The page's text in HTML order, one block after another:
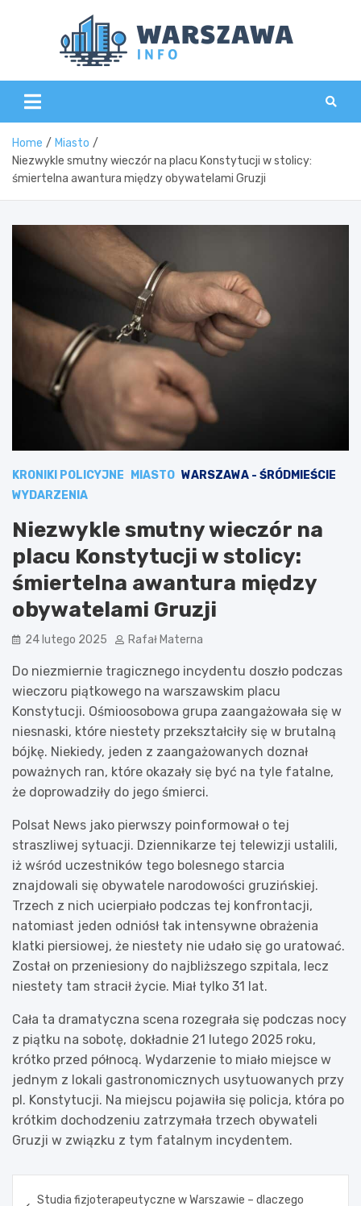
Home
Miasto
Niezwykle smutny wieczór na placu Konstytucji w stolicy:
śmiertelna awantura między obywatelami Gruzji
KRONIKI POLICYJNE MIASTO WARSZAWA - ŚRÓDMIEŚCIE
WYDARZENIA
Niezwykle smutny wieczór na
placu Konstytucji w stolicy:
śmiertelna awantura między
obywatelami Gruzji
24 lutego 2025 Rafał Materna
Do niezmiernie tragicznego incydentu doszło podczas
wieczoru piątkowego na warszawskim placu
Konstytucji. Ośmioosobowa grupa zaangażowała się w
niesnaski, które niestety przekształciły się w brutalną
bójkę. Niekiedy, jeden z zaangażowanych doznał
poważnych ran, które okazały się być na tyle fatalne,
że doprowadziły do jego śmierci.
Polsat News jako pierwszy poinformował o tej
straszliwej sytuacji. Dziennikarze tej telewizji ustalili,
iż wśród uczestników tego bolesnego starcia
znajdowali się obywatele narodowości gruzińskiej.
Trzech z nich ucierpiało podczas tej konfrontacji,
natomiast jeden odniósł tak intensywne obrażenia
klatki piersiowej, że niestety nie udało się go uratować.
Został on przeniesiony do najbliższego szpitala, lecz
niestety tam stracił życie. Miał tylko 31 lat.
Cała ta dramatyczna scena rozegrała się podczas nocy
z piątku na sobotę, dokładnie 21 lutego 2025 roku,
krótko przed północą. Wydarzenie to miało miejsce w
jednym z lokali gastronomicznych usytuowanych przy
pl. Konstytucji. Na miejscu pojawiła się policja, która po
krótkim dochodzeniu zatrzymała trzech obywateli
Gruzji w związku z tym fatalnym incydentem.
Studia fizjoterapeutyczne w Warszawie – dlaczego